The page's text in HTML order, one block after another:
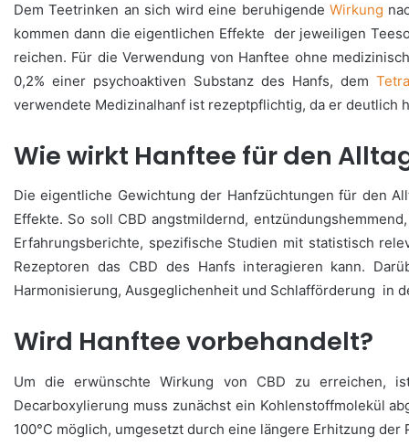
Dem Teetrinken an sich wird eine beruhigendeWirkung
kommen dann die eigentlichen Effekte der jeweiligen
reichen. Für die Verwendung von Hanftee ohne
0,2% einer psychoaktiven Substanz des Hanfs, dem
verwendete Medizinalhanf ist rezeptpflichtig, da er deutlich
Wie wirkt Hanftee für den
Die eigentliche Gewichtung der Hanfzüchtungen für den
Effekte. So soll CBD angstmildernd,
Erfahrungsberichte, spezifische Studien mit statistisch
Rezeptoren das CBD des Hanfs interagieren kann.
Harmonisierung, Ausgeglichenheit und Schlafförderung in
Wird Hanftee vorbehandelt?
Um die erwünschte Wirkung von CBD zu erreichen,
Decarboxylierung muss zunächst ein Kohlenstoffmolekül
100°C möglich, umgesetzt durch eine längere Erhitzung